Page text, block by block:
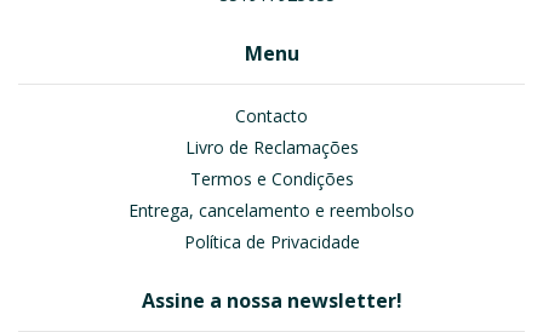
Menu
Contacto
Livro de Reclamações
Termos e Condições
Entrega, cancelamento e reembolso
Política de Privacidade
Assine a nossa newsletter!